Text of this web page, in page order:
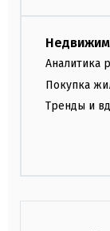
Аналитика
Покупка
Тренды и